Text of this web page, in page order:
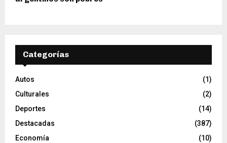
Categorías
Autos
(1)
Culturales
(2)
Deportes
(14)
Destacadas
(387)
Economía
(10)